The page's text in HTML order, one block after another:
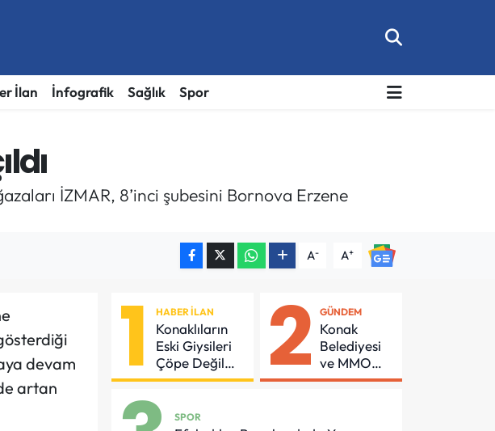
İlan İnfografik Sağlık Spor
İZMAR, 8’inci şubesini Bornova Erzene
A- A+
devam
artan
1 HABER İLAN
Konaklıların
Eski Giysileri
Çöpe Değil
Geri
Gidiyor
2 GÜNDEM
Konak
Belediyesi
ve MMO
Arasında
SPOR